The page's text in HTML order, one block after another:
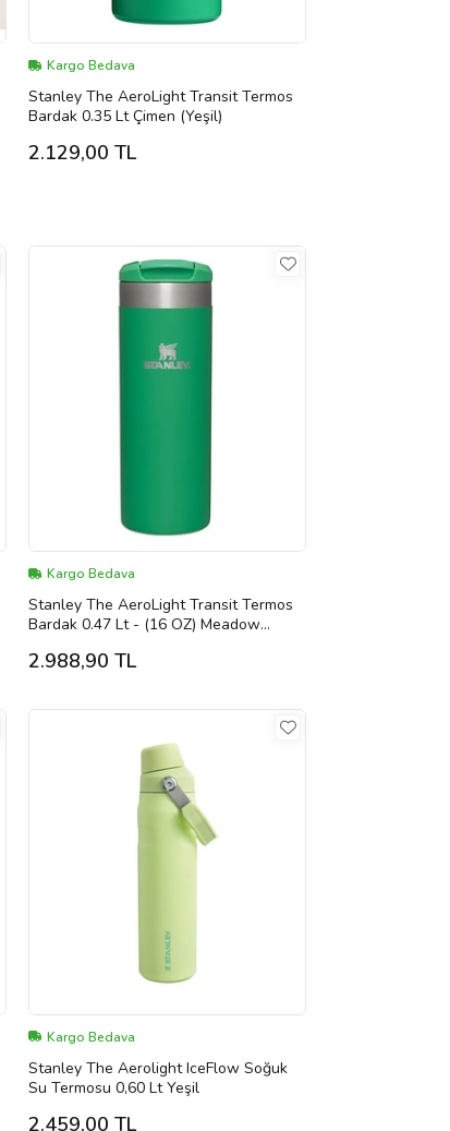
Kargo Bedava
Stanley The AeroLight Transit Termos
Bardak 0.35 Lt Çimen (Yeşil)
2.129,00 TL
Kargo Bedava
Stanley The AeroLight Transit Termos
Bardak 0.47 Lt - (16 OZ) Meadow
2.988,90 TL
Kargo Bedava
Stanley The Aerolight IceFlow Soğuk
Su Termosu 0,60 Lt Yeşil
2.459,00 TL